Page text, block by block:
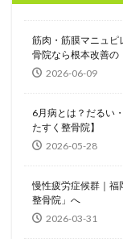
筋肉・筋膜マニュピ
骨院なら根本改善の
2026-06-09
6月病とは？だるい
たすく整骨院】
2026-05-28
慢性疲労症候群｜福
整骨院」へ
2026-03-31